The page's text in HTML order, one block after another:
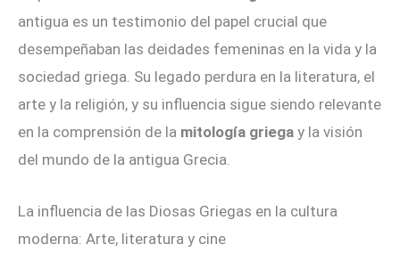
antigua es un testimonio del papel crucial que
desempeñaban las deidades femeninas en la vida y la
sociedad griega. Su legado perdura en la literatura, el
arte y la religión, y su influencia sigue siendo relevante
en la comprensión de la mitología griega y la visión
del mundo de la antigua Grecia.
La influencia de las Diosas Griegas en la cultura
moderna: Arte, literatura y cine